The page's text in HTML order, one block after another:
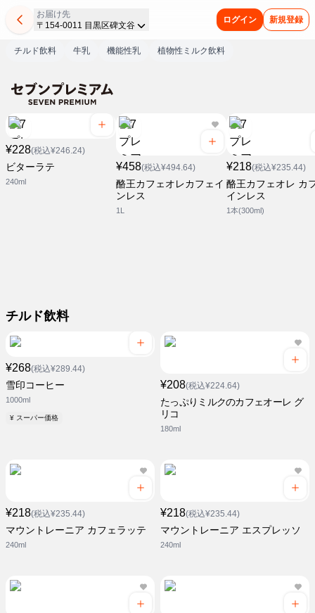
お届け先
〒154-0011 目黒区碑文谷
ログイン 新規登録
チルド飲料 牛乳 機能性乳 植物性ミルク飲料
¥228(税込¥246.24)
ビターラテ
240ml
¥458(税込¥494.64)
酪王カフェオレカフェイ
ンレス
1L
¥218(税込¥235.44)
酪王カフェオレ カ
インレス
1本(300ml)
チルド飲料
¥268(税込¥289.44)
雪印コーヒー
1000ml
¥ スーパー価格
¥208(税込¥224.64)
たっぷりミルクのカフェオーレ グ
リコ
180ml
¥218(税込¥235.44)
マウントレーニア カフェラッテ
240ml
¥218(税込¥235.44)
マウントレーニア エスプレッソ
240ml